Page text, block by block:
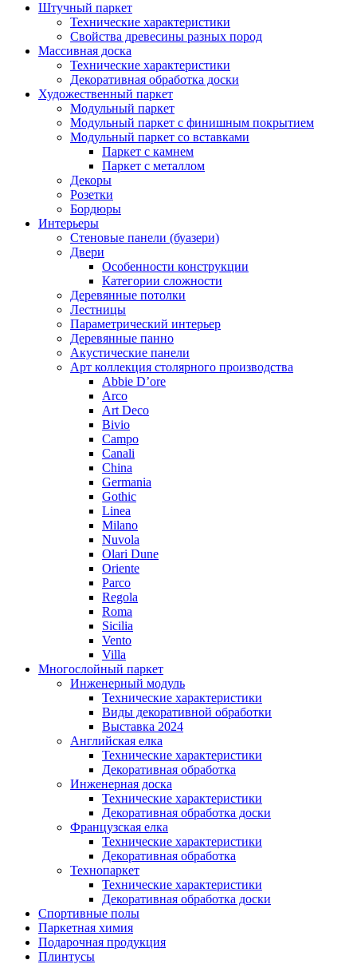
Штучный паркет
Технические характеристики
Свойства древесины разных пород
Массивная доска
Технические характеристики
Декоративная обработка доски
Художественный паркет
Модульный паркет
Модульный паркет с финишным покрытием
Модульный паркет со вставками
Паркет с камнем
Паркет с металлом
Декоры
Розетки
Бордюры
Интерьеры
Стеновые панели (буазери)
Двери
Особенности конструкции
Категории сложности
Деревянные потолки
Лестницы
Параметрический интерьер
Деревянные панно
Акустические панели
Арт коллекция столярного производства
Abbie D’ore
Arco
Art Deco
Bivio
Campo
Canali
China
Germania
Gothic
Linea
Milano
Nuvola
Olari Dune
Oriente
Parco
Regola
Roma
Sicilia
Vento
Villa
Многослойный паркет
Инженерный модуль
Технические характеристики
Виды декоративной обработки
Выставка 2024
Английская елка
Технические характеристики
Декоративная обработка
Инженерная доска
Технические характеристики
Декоративная обработка доски
Французская елка
Технические характеристики
Декоративная обработка
Технопаркет
Технические характеристики
Декоративная обработка доски
Спортивные полы
Паркетная химия
Подарочная продукция
Плинтусы